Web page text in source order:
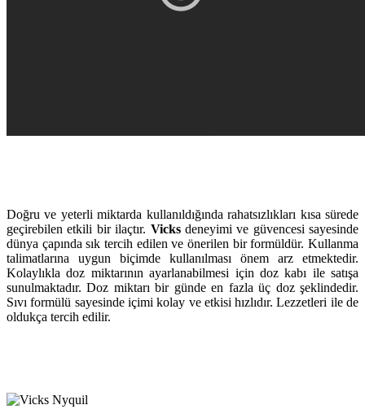
Doğru ve yeterli miktarda kullanıldığında rahatsızlıkları kısa sürede
geçirebilen etkili bir ilaçtır. Vicksdeneyimi ve güvencesi sayesinde
dünya çapında sık tercih edilen ve önerilen bir formüldür. Kullanma
talimatlarına uygun biçimde kullanılması önem arz etmektedir.
Kolaylıkla doz miktarının ayarlanabilmesi için doz kabı ile satışa
sunulmaktadır. Doz miktarı bir günde en fazla üç doz şeklindedir.
Sıvı formülü sayesinde içimi kolay ve etkisi hızlıdır. Lezzetleri ile de
oldukça tercih edilir.